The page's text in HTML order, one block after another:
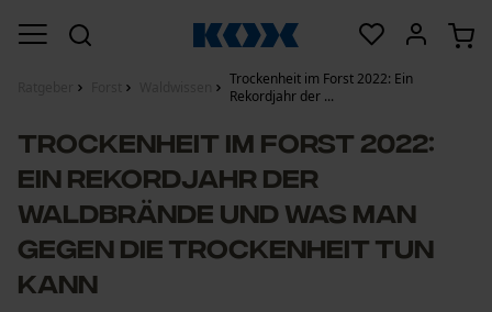
Trockenheit im Forst 2022: Ein
Rekordjahr der ...
Trockenheit im Forst 2022:
Ein Rekordjahr der
Waldbrände und was man
gegen die Trockenheit tun
kann